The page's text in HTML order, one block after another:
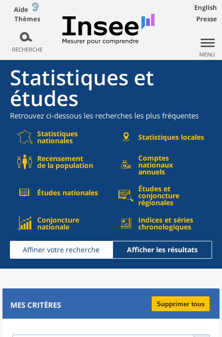
Aide
Thèmes
RECHERCHE
English
Presse
MENU
Statistiques et
études
Retrouvez ci-dessous les recherches les plus fréquentes
Statistiques
nationales Statistiques locales
Recensement
de la population
Comptes
nationaux
annuels
Études nationales Études et
conjoncture
régionales
Conjoncture
nationale
Indices et séries
chronologiques
Affiner votre recherche Afficher les résultats
MES CRITÈRES Supprimer tous